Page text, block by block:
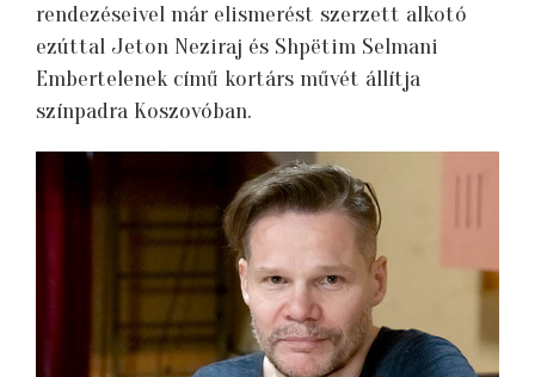
rendezéseivel már elismerést szerzett alkotó
ezúttal Jeton Neziraj és Shpëtim Selmani
Embertelenek című kortárs művét állítja
színpadra Koszovóban.